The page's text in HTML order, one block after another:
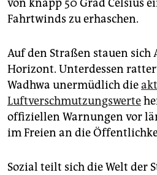
epaper login
von knapp 50 Grad Celsius
Fahrtwinds zu erhaschen.
Auf den Straßen stauen sich
Horizont. Unterdessen
Wadhwa unermüdlich die
Luftverschmutzungswerte
offiziellen Warnungen vor
im Freien an die
Sozial teilt sich die Welt der